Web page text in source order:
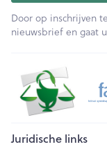
Door op inschrijven
nieuwsbrief en gaat
Juridische links